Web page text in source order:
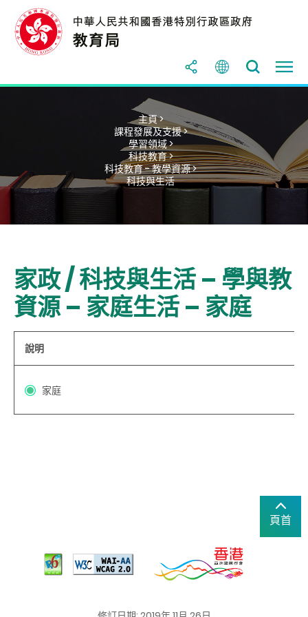
主頁 >
課程發展及支援 >
學習領域 >
科技教育 >
科技教育 - 教學資源 >
科技與生活
家政 / 科技與生活 – 學與教
資源 – 家庭生活 – 家庭
說明
家庭
頁首